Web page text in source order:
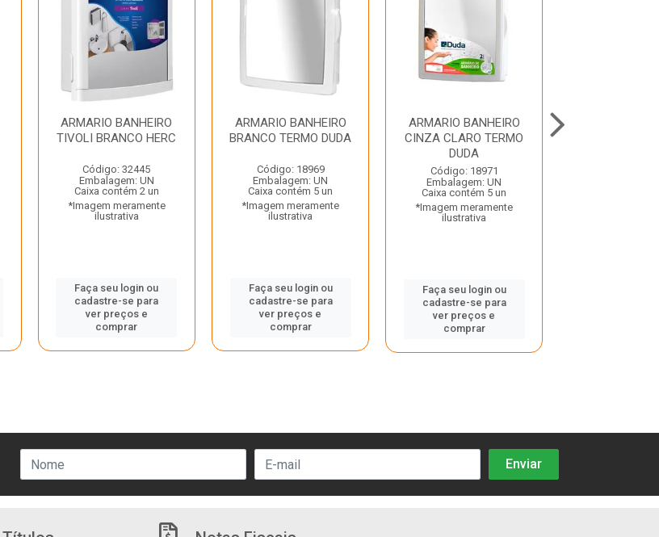
ARMARIO BANHEIRO
TIVOLI BRANCO HERC
Código: 32445
Embalagem: UN
Caixa contém 2 un
*Imagem meramente
ilustrativa
Faça seu login ou
cadastre-se para
ver preços e
comprar
ARMARIO BANHEIRO
BRANCO TERMO DUDA
Código: 18969
Embalagem: UN
Caixa contém 5 un
*Imagem meramente
ilustrativa
Faça seu login ou
cadastre-se para
ver preços e
comprar
ARMARIO BANHEIRO
CINZA CLARO TERMO
DUDA
Código: 18971
Embalagem: UN
Caixa contém 5 un
*Imagem meramente
ilustrativa
Faça seu login ou
cadastre-se para
ver preços e
comprar